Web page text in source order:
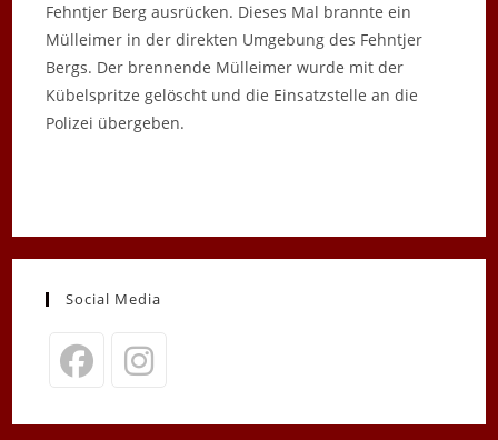
Fehntjer Berg ausrücken. Dieses Mal brannte ein
Mülleimer in der direkten Umgebung des Fehntjer
Bergs. Der brennende Mülleimer wurde mit der
Kübelspritze gelöscht und die Einsatzstelle an die
Polizei übergeben.
Social Media
in
in